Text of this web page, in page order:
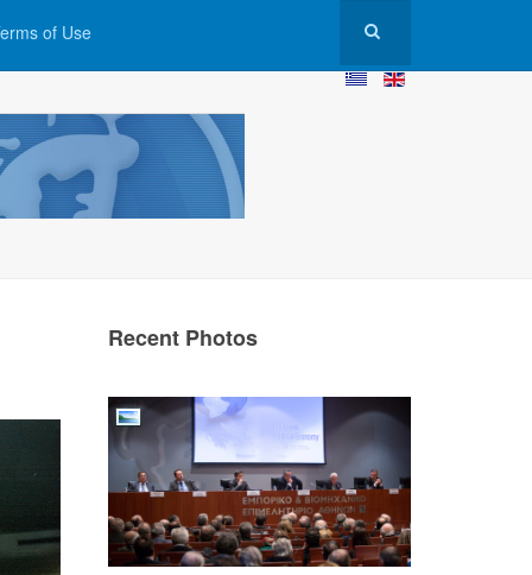
of Use
Recent Photos